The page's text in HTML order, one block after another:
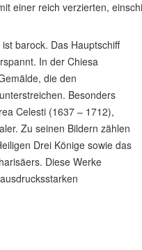
einer reich verzierten,
barock. Das Hauptschiff
In der Chiesa
die den
Besonders
Celesti (1637 – 1712),
Zu seinen Bildern zählen
Drei Könige sowie das
Diese Werke